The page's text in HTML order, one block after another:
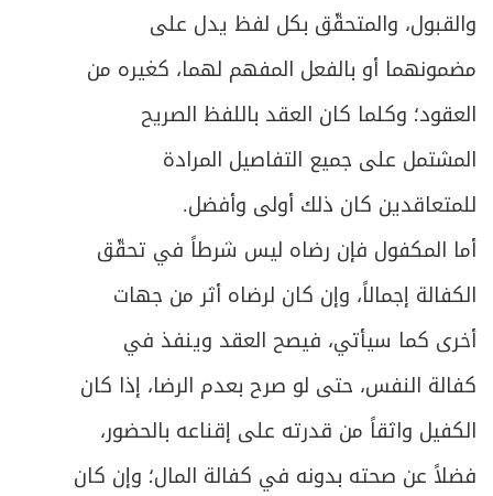
والقبول، والمتحقّق بكل لفظ يدل على
مضمونهما أو بالفعل المفهم لهما، كغيره من
العقود؛ وكلما كان العقد باللفظ الصريح
المشتمل على جميع التفاصيل المرادة
للمتعاقدين كان ذلك أولى وأفضل.
أما المكفول فإن رضاه ليس شرطاً في تحقّق
الكفالة إجمالاً، وإن كان لرضاه أثر من جهات
أخرى كما سيأتي، فيصح العقد وينفذ في
كفالة النفس، حتى لو صرح بعدم الرضا، إذا كان
الكفيل واثقاً من قدرته على إقناعه بالحضور،
فضلاً عن صحته بدونه في كفالة المال؛ وإن كان
ص
215 العمل المصرفي
225
المقصد الثالث: في مسؤولية صاحب اليد عما
بيده من مال الغير
ص
232 الباب الأول: في الوديعة
233 المبحث الأول: في عقد الوديعة والمتعاقدين
ص
236 المبحث الثاني: في أحكام حفظ الوديعة والرد
241
المبحث الثالث: في أحكام ضمان الوديعة
والتنازع
ص
248 الباب الثاني: في اللقطة